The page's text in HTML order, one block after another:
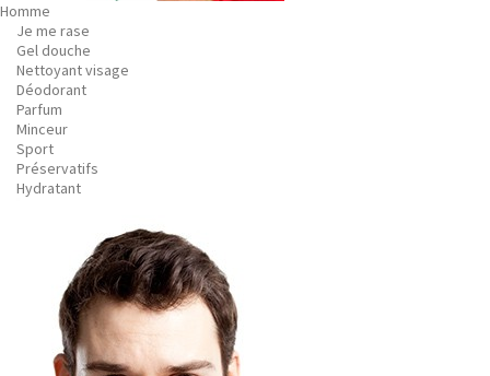
Homme
Je me rase
Gel douche
Nettoyant visage
Déodorant
Parfum
Minceur
Sport
Préservatifs
Hydratant